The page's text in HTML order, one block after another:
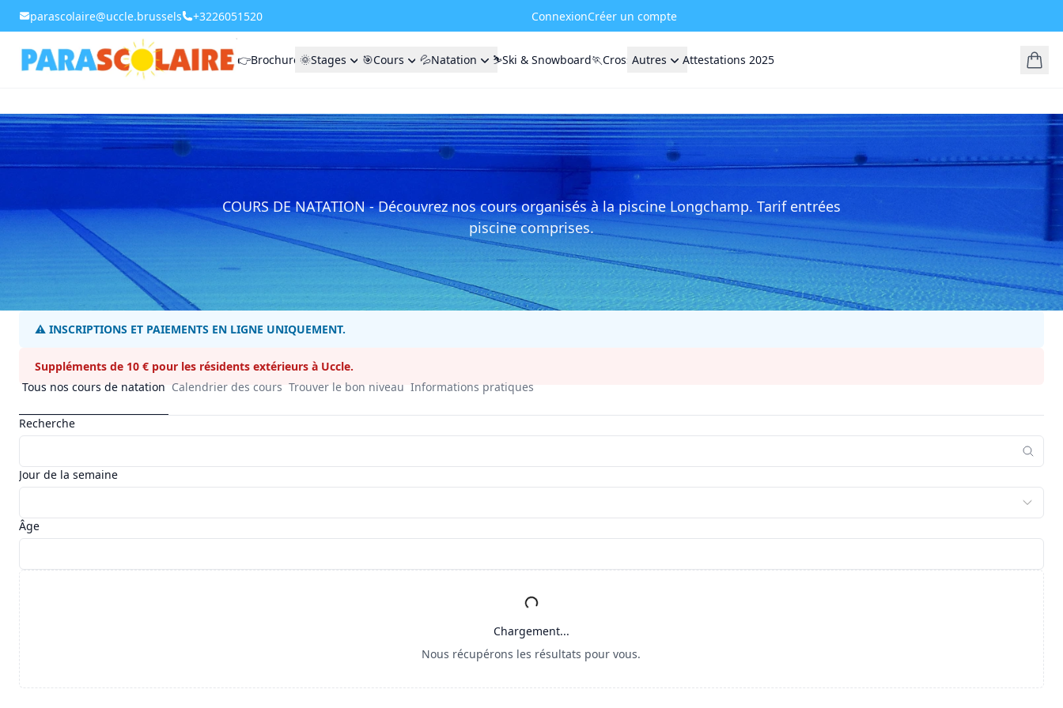
parascolaire@uccle.brussels +3226051520 ConnexionCréer un compte
👉Brochure 🌞Stages 🎯Cours 💦Natation ⛷️Ski & Snowboard🏃Cross Autres Attestations 2025
COURS DE NATATION - Découvrez nos cours organisés à la piscine Longchamp. Tarif entrées
piscine comprises.
⚠️ INSCRIPTIONS ET PAIEMENTS EN LIGNE UNIQUEMENT.
Suppléments de 10 € pour les résidents extérieurs à Uccle.
Tous nos cours de natation Calendrier des cours Trouver le bon niveau Informations pratiques
Recherche
Jour de la semaine
Âge
Chargement...
Nous récupérons les résultats pour vous.